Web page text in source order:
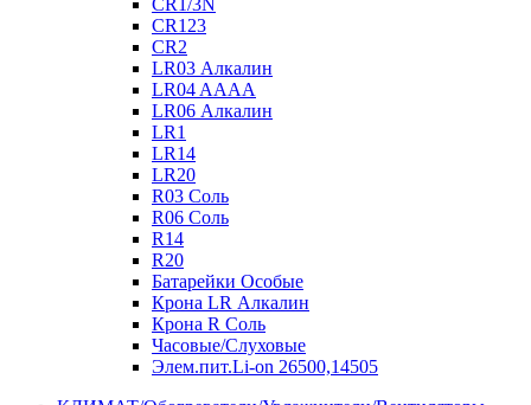
CR1/3N
CR123
CR2
LR03 Алкалин
LR04 AAAA
LR06 Алкалин
LR1
LR14
LR20
R03 Соль
R06 Соль
R14
R20
Батарейки Особые
Крона LR Алкалин
Крона R Соль
Часовые/Слуховые
Элем.пит.Li-on 26500,14505